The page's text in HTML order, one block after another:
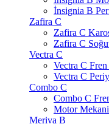
İnsignia B
Zafira C
Zafira C
Zafira C
Vectra C
Vectra C
Vectra C
Combo C
Combo C
Motor
Meriva B